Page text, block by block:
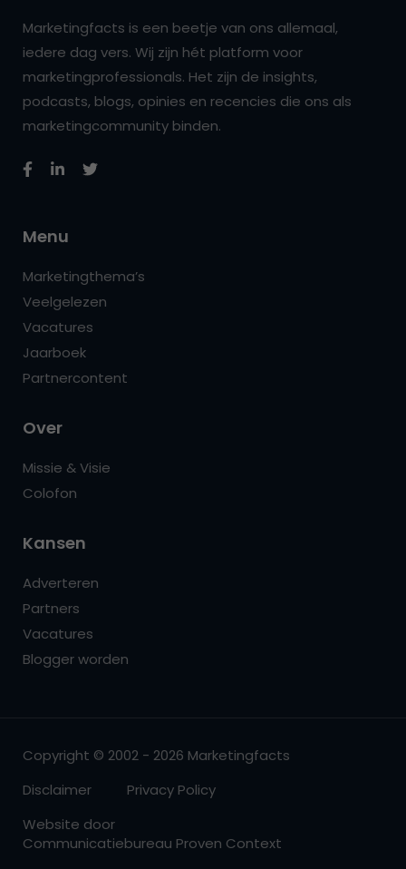
Marketingfacts is een beetje van ons allemaal,
iedere dag vers. Wij zijn hét platform voor
marketingprofessionals. Het zijn de insights,
podcasts, blogs, opinies en recencies die ons als
marketingcommunity binden.
Menu
Marketingthema’s
Veelgelezen
Vacatures
Jaarboek
Partnercontent
Over
Missie & Visie
Colofon
Kansen
Adverteren
Partners
Vacatures
Blogger worden
Copyright © 2002 - 2026 Marketingfacts
Disclaimer
Privacy Policy
Website door
Communicatiebureau Proven Context